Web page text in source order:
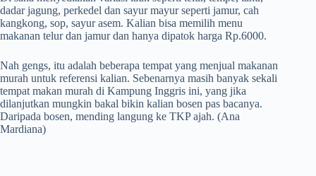
dadar jagung, perkedel dan sayur mayur seperti jamur, cah
kangkong, sop, sayur asem. Kalian bisa memilih menu
makanan telur dan jamur dan hanya dipatok harga Rp.6000.
Nah gengs, itu adalah beberapa tempat yang menjual makanan
murah untuk referensi kalian. Sebenarnya masih banyak sekali
tempat makan murah di Kampung Inggris ini, yang jika
dilanjutkan mungkin bakal bikin kalian bosen pas bacanya.
Daripada bosen, mending langung ke TKP ajah. (Ana
Mardiana)